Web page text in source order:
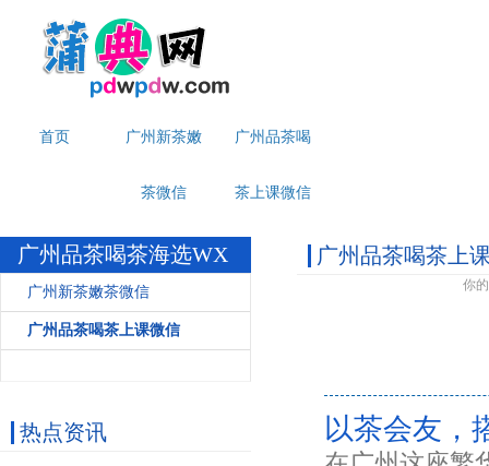
首页 广州新茶嫩
茶微信
广州品茶喝
茶上课微信
广州品茶喝茶海选WX
广州新茶嫩茶微信
广州品茶喝茶上课微信
热点资讯
广州品茶喝茶上
你
以茶会友，